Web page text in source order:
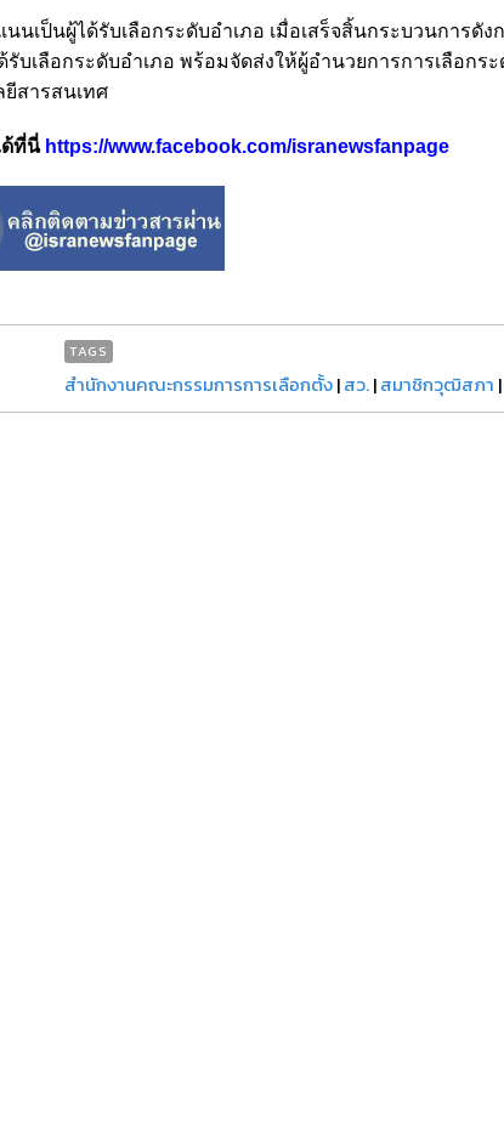
เป็นผู้ได้รับเลือกระดับอำเภอ เมื่อเสร็จสิ้นกระบวนการดัง
บเลือกระดับอำเภอ พร้อมจัดส่งให้ผู้อำนวยการการเลือกร
สารสนเทศ
ด้ที่นี่ https://www.facebook.com/isranewsfanpage
TAGS
สำนักงานคณะกรรมการการเลือกตั้ง|สว.|สมาชิกวุฒิสภา